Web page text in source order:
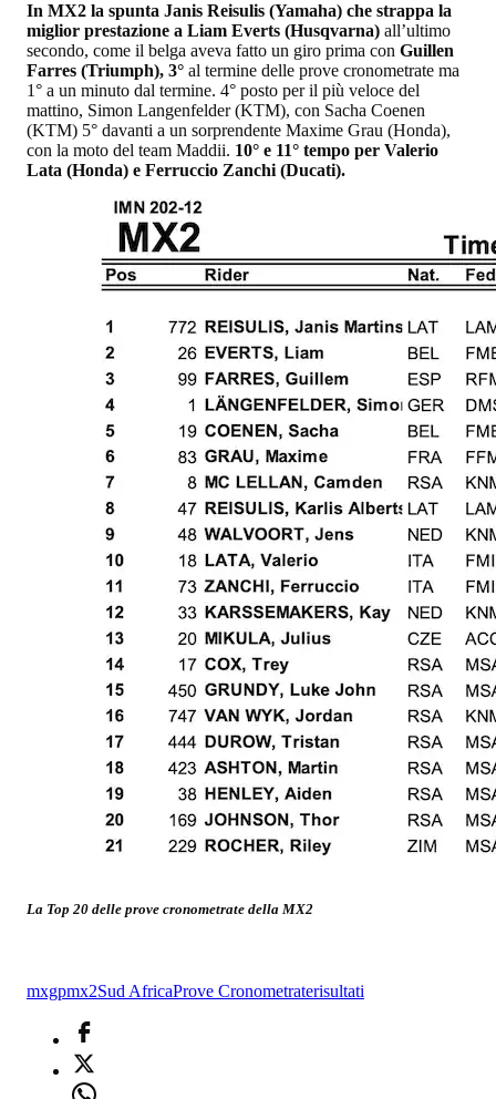
In MX2 la spunta Janis Reisulis (Yamaha) che strappa la
miglior prestazione a Liam Everts (Husqvarna) all’ultimo
secondo, come il belga aveva fatto un giro prima con Guillen
Farres (Triumph), 3° al termine delle prove cronometrate ma
1° a un minuto dal termine. 4° posto per il più veloce del
mattino, Simon Langenfelder (KTM), con Sacha Coenen
(KTM) 5° davanti a un sorprendente Maxime Grau (Honda),
con la moto del team Maddii. 10° e 11° tempo per Valerio
Lata (Honda) e Ferruccio Zanchi (Ducati).
La Top 20 delle prove cronometrate della MX2
mxgpmx2Sud AfricaProve Cronometraterisultati